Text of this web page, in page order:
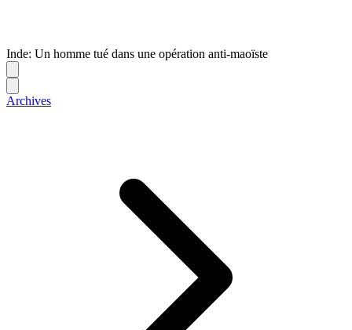
Inde: Un homme tué dans une opération anti-maoïste
Archives